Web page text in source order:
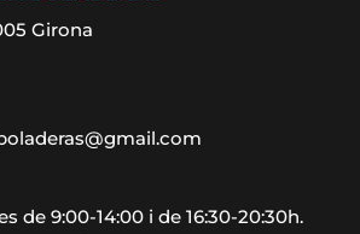
Girona
de 9:00-14:00 i de 16:30-20:30h.